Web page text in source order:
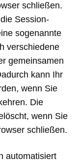
schließen.
Session-
sogenannte
verschiedene
gemeinsamen
kann Ihr
wenn Sie
Die
wenn Sie
schließen.
automatisiert